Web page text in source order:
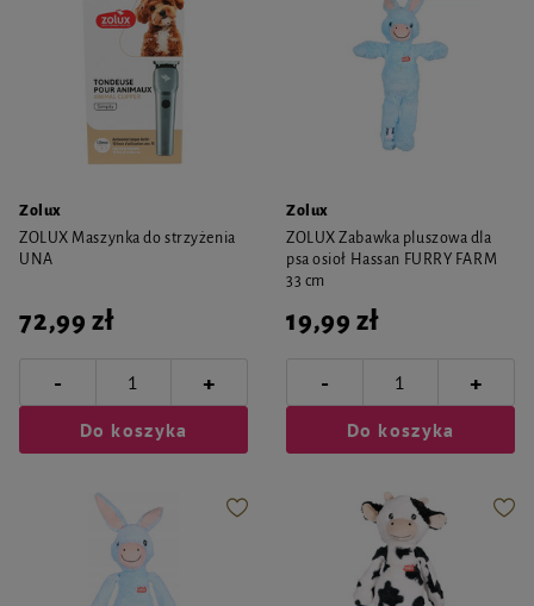
Zolux
ZOLUX Maszynka do strzyżenia
UNA
72,99 zł
- +
Do koszyka
Zolux
ZOLUX Zabawka pluszowa dla
psa osioł Hassan FURRY FARM
33 cm
19,99 zł
- +
Do koszyka